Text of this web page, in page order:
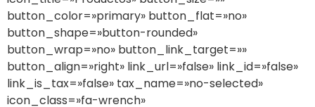
button_color=»primary» button_flat=»no»
button_shape=»button-rounded»
button_wrap=»no» button_link_target=»»
button_align=»right» link_url=»false» link_id=»false»
link_is_tax=»false» tax_name=»no-selected»
icon_class=»fa-wrench»